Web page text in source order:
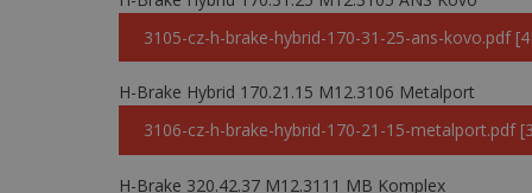
3105-cz-h-brake-hybrid-170-31-25-ans-kovo.pdf
H-Brake Hybrid 170.21.15 M12.3106 Metalport
3106-cz-h-brake-hybrid-170-21-15-metalport.pdf
H-Brake 320.42.37 M12.3111 MB Komplex